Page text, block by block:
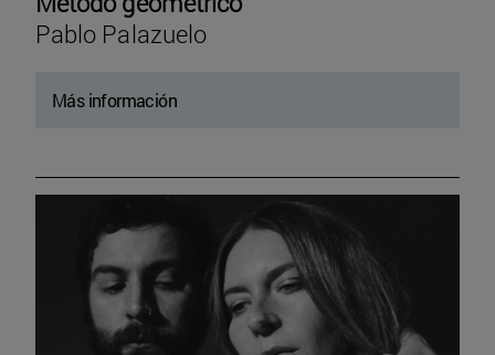
Pablo Palazuelo
Más información